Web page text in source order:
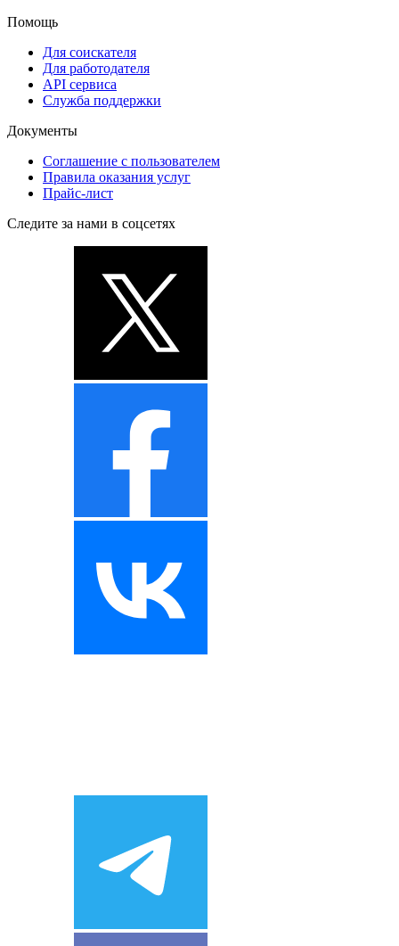
Помощь
Для соискателя
Для работодателя
API сервиса
Служба поддержки
Документы
Соглашение с пользователем
Правила оказания услуг
Прайс-лист
Следите за нами в соцсетях